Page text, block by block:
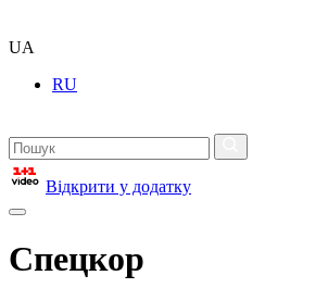
UA
RU
Відкрити у додатку
Спецкор